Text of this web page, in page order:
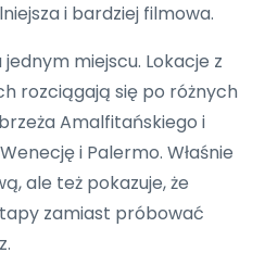
i bardziej filmowa.
miejscu. Lokacje z
rozciągają się po różnych
Amalfitańskiego i
i Palermo. Właśnie
ale też pokazuje, że
zamiast próbować